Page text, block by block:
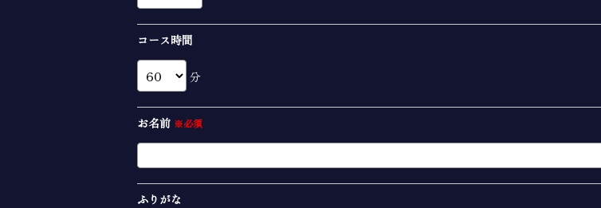
コース時間
分
お名前 ※必須
ふりがな